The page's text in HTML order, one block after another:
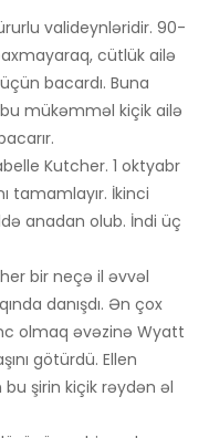
valideynləridir. 90-
cütlük ailə
bacardı. Buna
mükəmməl kiçik ailə
Kutcher. 1 oktyabr
tamamlayır. İkinci
anadan olub. İndi üç
bir neçə il əvvəl
danışdı. Ən çox
olmaq əvəzinə Wyatt
götürdü. Ellen
şirin kiçik rəydən əl